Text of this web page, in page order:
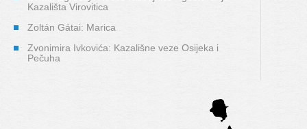
Kazališta Virovitica
Zoltán Gátai: Marica
Zvonimira Ivkovića: Kazališne veze Osijeka i
Pečuha